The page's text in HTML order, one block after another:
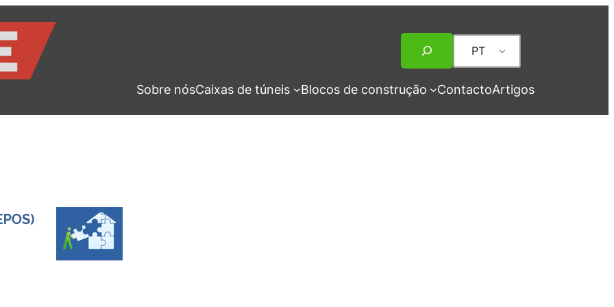
PT
Sobre nósCaixas de túneis Blocos de construção ContactoArtigos